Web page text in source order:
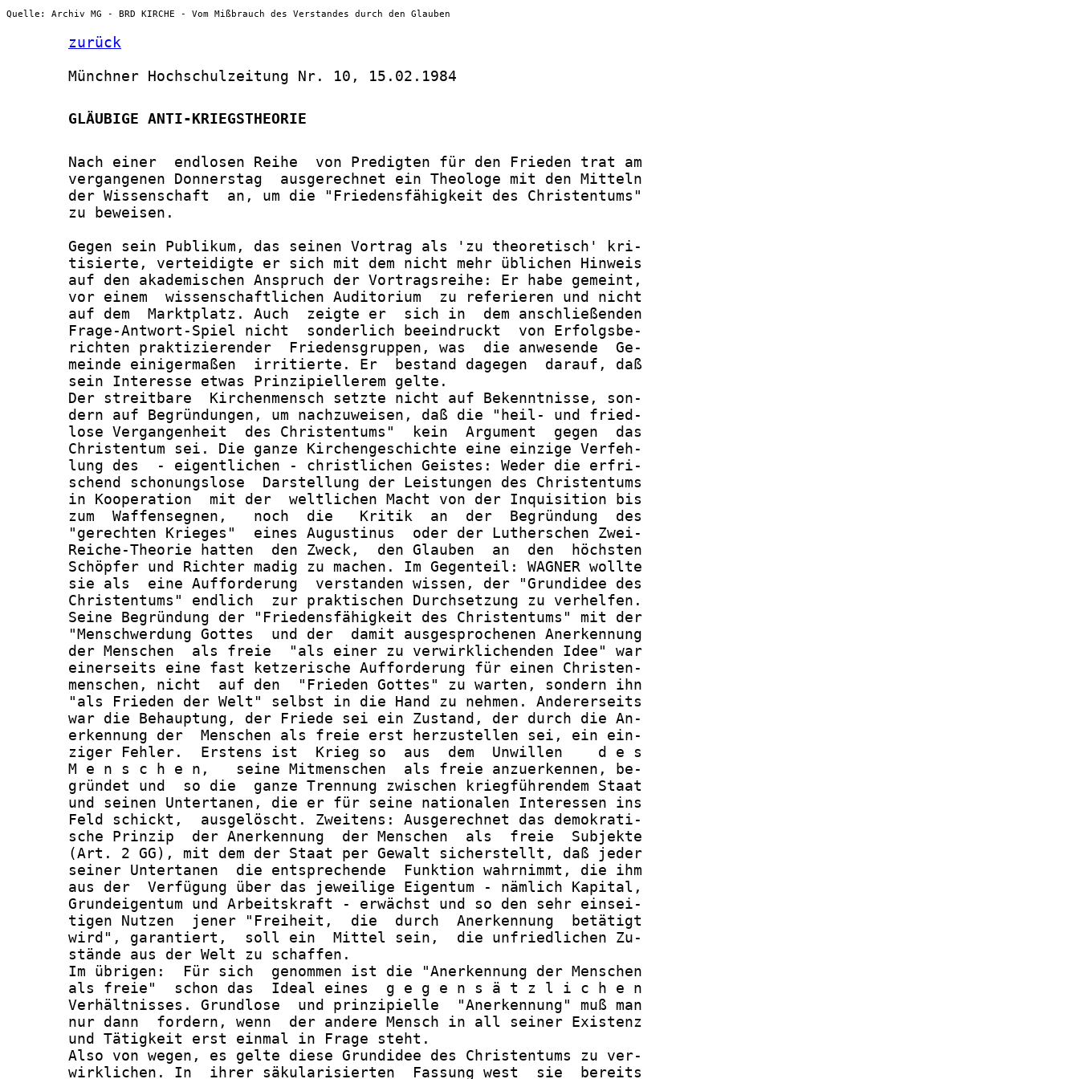
Quelle: Archiv MG - BRD KIRCHE - Vom Mißbrauch des Verstandes durch den Glauben
zurück
       Münchner Hochschulzeitung Nr. 10, 15.02.1984
       GLÄUBIGE ANTI-KRIEGSTHEORIE
       Nach einer  endlosen Reihe  von Predigten für den Frieden trat am
       vergangenen Donnerstag  ausgerechnet ein Theologe mit den Mitteln
       der Wissenschaft  an, um die "Friedensfähigkeit des Christentums"
       zu beweisen.
       Gegen sein Publikum, das seinen Vortrag als 'zu theoretisch' kri-
       tisierte, verteidigte er sich mit dem nicht mehr üblichen Hinweis
       auf den akademischen Anspruch der Vortragsreihe: Er habe gemeint,
       vor einem  wissenschaftlichen Auditorium  zu referieren und nicht
       auf dem  Marktplatz. Auch  zeigte er  sich in  dem anschließenden
       Frage-Antwort-Spiel nicht  sonderlich beeindruckt  von Erfolgsbe-
       richten praktizierender  Friedensgruppen, was  die anwesende  Ge-
       meinde einigermaßen  irritierte. Er  bestand dagegen  darauf, daß
       sein Interesse etwas Prinzipiellerem gelte.
       Der streitbare  Kirchenmensch setzte nicht auf Bekenntnisse, son-
       dern auf Begründungen, um nachzuweisen, daß die "heil- und fried-
       lose Vergangenheit  des Christentums"  kein  Argument  gegen  das
       Christentum sei. Die ganze Kirchengeschichte eine einzige Verfeh-
       lung des  - eigentlichen - christlichen Geistes: Weder die erfri-
       schend schonungslose  Darstellung der Leistungen des Christentums
       in Kooperation  mit der  weltlichen Macht von der Inquisition bis
       zum  Waffensegnen,   noch  die   Kritik  an  der  Begründung  des
       "gerechten Krieges"  eines Augustinus  oder der Lutherschen Zwei-
       Reiche-Theorie hatten  den Zweck,  den Glauben  an  den  höchsten
       Schöpfer und Richter madig zu machen. Im Gegenteil: WAGNER wollte
       sie als  eine Aufforderung  verstanden wissen, der "Grundidee des
       Christentums" endlich  zur praktischen Durchsetzung zu verhelfen.
       Seine Begründung der "Friedensfähigkeit des Christentums" mit der
       "Menschwerdung Gottes  und der  damit ausgesprochenen Anerkennung
       der Menschen  als freie  "als einer zu verwirklichenden Idee" war
       einerseits eine fast ketzerische Aufforderung für einen Christen-
       menschen, nicht  auf den  "Frieden Gottes" zu warten, sondern ihn
       "als Frieden der Welt" selbst in die Hand zu nehmen. Andererseits
       war die Behauptung, der Friede sei ein Zustand, der durch die An-
       erkennung der  Menschen als freie erst herzustellen sei, ein ein-
       ziger Fehler.  Erstens ist  Krieg so  aus  dem  Unwillen    d e s
       M e n s c h e n,   seine Mitmenschen  als freie anzuerkennen, be-
       gründet und  so die  ganze Trennung zwischen kriegführendem Staat
       und seinen Untertanen, die er für seine nationalen Interessen ins
       Feld schickt,  ausgelöscht. Zweitens: Ausgerechnet das demokrati-
       sche Prinzip  der Anerkennung  der Menschen  als  freie  Subjekte
       (Art. 2 GG), mit dem der Staat per Gewalt sicherstellt, daß jeder
       seiner Untertanen  die entsprechende  Funktion wahrnimmt, die ihm
       aus der  Verfügung über das jeweilige Eigentum - nämlich Kapital,
       Grundeigentum und Arbeitskraft - erwächst und so den sehr einsei-
       tigen Nutzen  jener "Freiheit,  die  durch  Anerkennung  betätigt
       wird", garantiert,  soll ein  Mittel sein,  die unfriedlichen Zu-
       stände aus der Welt zu schaffen.
       Im übrigen:  Für sich  genommen ist die "Anerkennung der Menschen
       als freie"  schon das  Ideal eines  g e g e n s ä t z l i c h e n
       Verhältnisses. Grundlose  und prinzipielle  "Anerkennung" muß man
       nur dann  fordern, wenn  der andere Mensch in all seiner Existenz
       und Tätigkeit erst einmal in Frage steht.
       Also von wegen, es gelte diese Grundidee des Christentums zu ver-
       wirklichen. In  ihrer säkularisierten  Fassung west  sie  bereits